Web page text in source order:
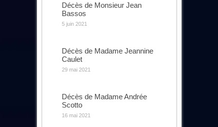
Décès de Monsieur Jean
Bassos
5 juin 2021
Décès de Madame Jeannine
Caulet
29 mai 2021
Décès de Madame Andrée
Scotto
16 mai 2021